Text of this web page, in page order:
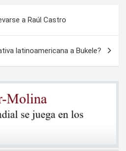
a Raúl Castro
latinoamericana a Bukele?